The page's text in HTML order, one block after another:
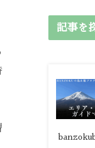
記事を